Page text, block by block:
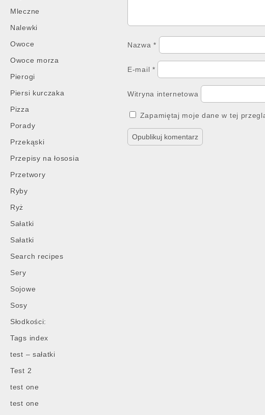
Mleczne
Nalewki
Owoce
Owoce morza
Pierogi
Piersi kurczaka
Pizza
Porady
Przekąski
Przepisy na łososia
Przetwory
Ryby
Ryż
Sałatki
Sałatki
Search recipes
Sery
Sojowe
Sosy
Słodkości:
Tags index
test – sałatki
Test 2
test one
test one
Nazwa*
E-mail *
Witryna internetowa
Zapamiętaj moje dane w tej